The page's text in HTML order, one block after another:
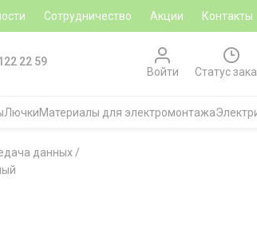
Сотрудничество Акции Контакты
22 59
Войти
Статус
ЛючкиМатериалы для электромонтажа
данных /